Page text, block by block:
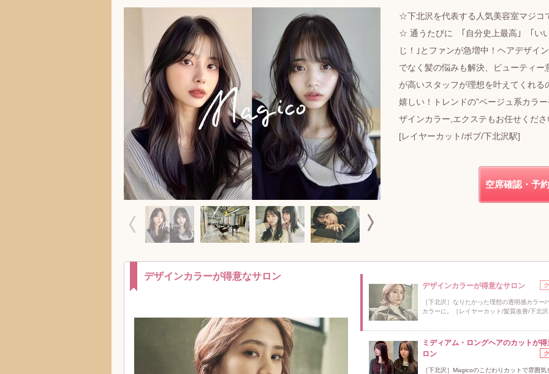
☆下北沢を代表する人気美容室マジコ
☆ 通うたびに ｢自分史上最高｣ ｢い
じ！｣とファンが急増中！ヘアデザイ
でなく髪の悩みも解決、ビューティー
が高いスタッフが理想を叶えてくれる
嬉しい！トレンドの”ベージュ系カラ
ザインカラー,エクステもお任せくださ
[レイヤーカット/ボブ/下北沢駅]
空席確認・予
デザインカラーが得意なサロン
デザインカラーが得意なサロン
［下北沢］なりたかった理想の透明感カラー/
カラーに。［レイヤーカット/髪質改善/下北
ミディアム・ロングヘアのカットが
ロン
［下北沢］Magicoのこだわりカットで雰囲気